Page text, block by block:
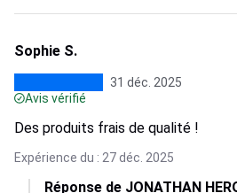
Sophie S.
31 déc. 2025
Avis vérifié
Des produits frais de qualité !
Expérience du : 27 déc. 2025
Réponse de JONATHAN